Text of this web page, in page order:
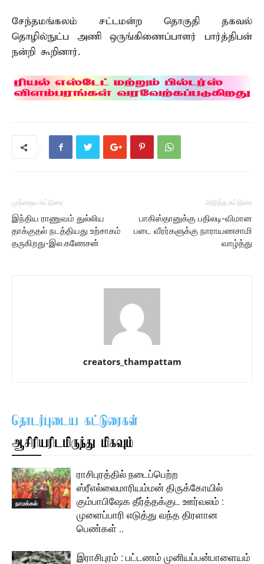
சேந்தமங்கலம் சட்டமன்ற தொகுதி தகவல்
தொழில்நுட்ப அணி ஒருங்கிணைப்பாளர் பார்த்திபன்
நன்றி கூறினார்.
முந்தைய கட்டுரை
இந்திய ராணுவம் துல்லிய
தாக்குதல் நடத்தியது உற்சாகம்
தருகிறது-இல.கணேசன்
அடுத்த கட்டுரை
பாகிஸ்தானுக்கு பதிலடி-விமான
படை வீரர்களுக்கு நாராயணசாமி
வாழ்த்து
creators_thampattam
தொடர்புடைய கட்டுரைகள்
ஆசிரியரிடமிருந்து மிகவும்
நாமக்கல்
ராசிபுரத்தில் நடைப்பெற்ற
ஸ்ரீஎல்லைமாரியம்மன் திருக்கோயில்
கும்பாபிஷேக தீர்த்தக்குட ஊர்வலம் :
முளைப்பாரி எடுத்து வந்த திரளான
பெண்கள் ..
இராசிபுரம் : பட்டணம் முனியப்பன்பாளையம்